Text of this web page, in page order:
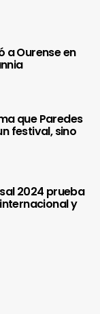
a Ourense en
que Paredes
festival, sino
2024 prueba
y